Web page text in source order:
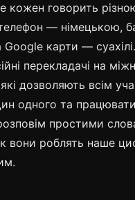
кожен говорить
— німецькою,
Google карти —
перекладачі на
дозволяють всім
одного та
простими
вони роблять наше